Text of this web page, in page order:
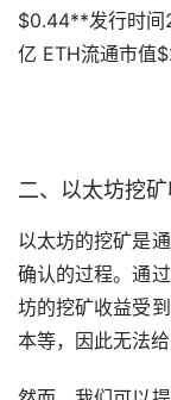
$0.44**发行时间
亿 ETH流通市值
二、以太坊挖
以太坊的挖矿是
确认的过程。通
坊的挖矿收益受
本等，因此无法给